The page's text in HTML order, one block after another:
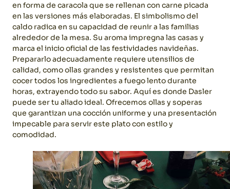
en forma de caracola que se rellenan con carne picada
en las versiones más elaboradas. El simbolismo del
caldo radica en su capacidad de reunir a las familias
alrededor de la mesa. Su aroma impregna las casas y
marca el inicio oficial de las festividades navideñas.
Prepararlo adecuadamente requiere utensilios de
calidad, como ollas grandes y resistentes que permitan
cocer todos los ingredientes a fuego lento durante
horas, extrayendo todo su sabor. Aquí es donde Dasler
puede ser tu aliado ideal. Ofrecemos ollas y soperas
que garantizan una cocción uniforme y una presentación
impecable para servir este plato con estilo y
comodidad.